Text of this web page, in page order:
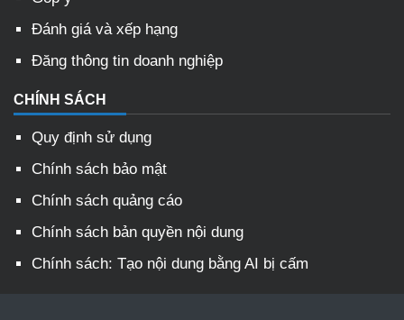
Đánh giá và xếp hạng
Đăng thông tin doanh nghiệp
CHÍNH SÁCH
Quy định sử dụng
Chính sách bảo mật
Chính sách quảng cáo
Chính sách bản quyền nội dung
Chính sách: Tạo nội dung bằng AI bị cấm